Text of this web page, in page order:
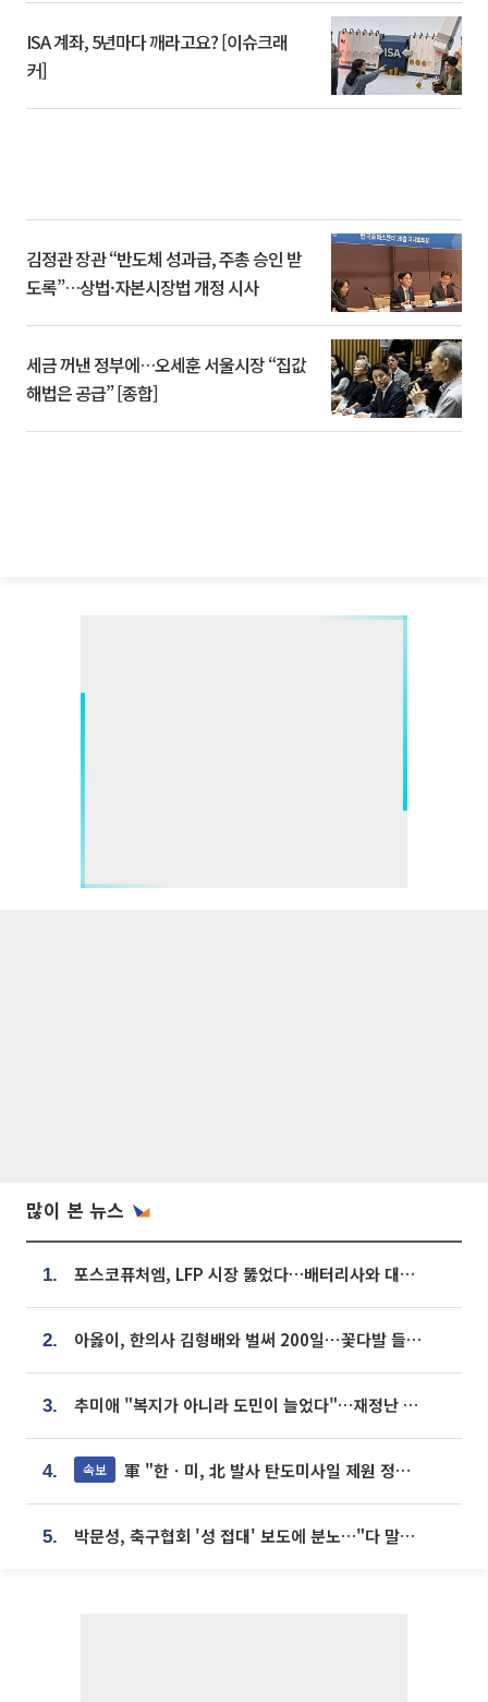
ISA 계좌, 5년마다 깨라고요? [이슈크래
커]
김정관 장관 “반도체 성과급, 주총 승인 받
도록”…상법·자본시장법 개정 시사
세금 꺼낸 정부에…오세훈 서울시장 “집값
해법은 공급” [종합]
많이 본 뉴스
1. 포스코퓨처엠, LFP 시장 뚫었다…배터리사와 대규모 장기 공급 합의
2. 아옳이, 한의사 김형배와 벌써 200일⋯꽃다발 들고 "프러포즈 아냐"
3. 추미애 "복지가 아니라 도민이 늘었다"…재정난 책임론 정면돌파
4. 속보 軍 "한ㆍ미, 北 발사 탄도미사일 제원 정밀분석 중"
5. 박문성, 축구협회 '성 접대' 보도에 분노…"다 말아먹으려고 작정했나"